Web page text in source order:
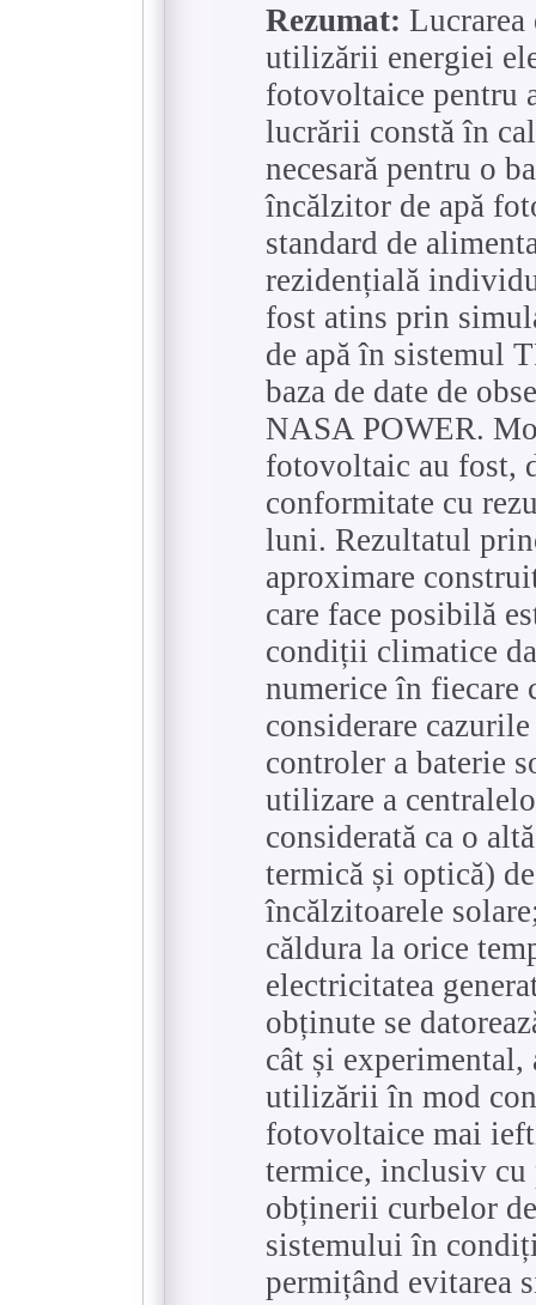
Rezumat:
utilizării energiei
fotovoltaice pentru
lucrării constă în
necesară pentru o
încălzitor de apă
standard de
rezidențială
fost atins prin
de apă în sistemul
baza de date de
NASA POWER.
fotovoltaic au fost,
conformitate cu
luni. Rezultatul
aproximare
care face posibilă
condiții climatice
numerice în fiecare
considerare
controler a baterie
utilizare a
considerată ca o
termică și optică)
încălzitoarele
căldura la orice
electricitatea
obținute se
cât și
utilizării în mod
fotovoltaice mai
termice, inclusiv
obținerii curbelor
sistemului în
permițând evitarea